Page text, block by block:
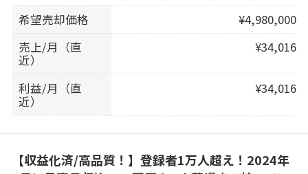
希望売却価格
¥4,980,000
売上/月（直
近）
¥34,016
利益/月（直
近）
¥34,016
【収益化済/高品質！】登録者1万人超え！2024年